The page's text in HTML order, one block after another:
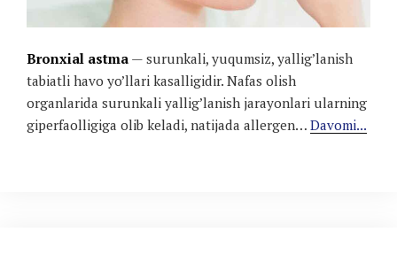
Bronxial astma — surunkali, yuqumsiz, yallig’lanish
tabiatli havo yo’llari kasalligidir. Nafas olish
organlarida surunkali yallig’lanish jarayonlari ularning
giperfaolligiga olib keladi, natijada allergen… Davomi...